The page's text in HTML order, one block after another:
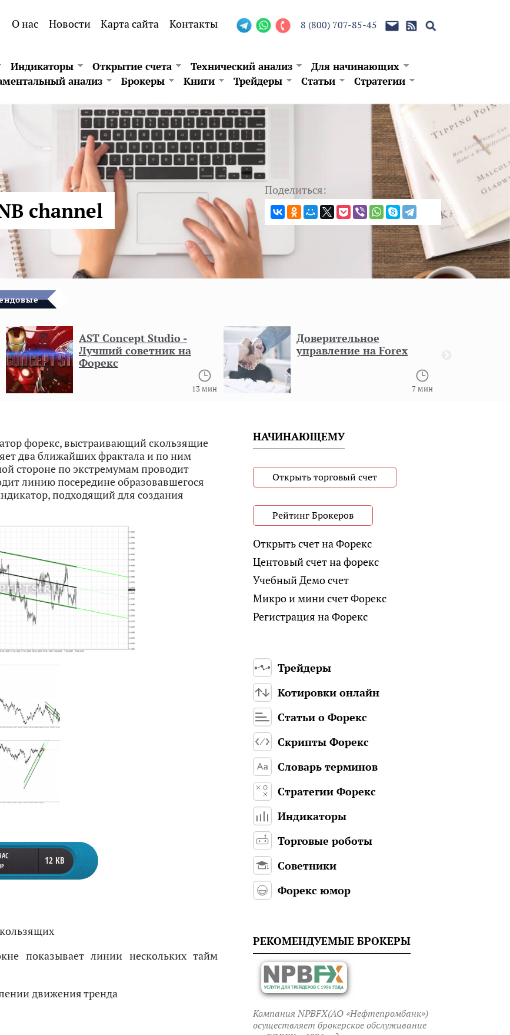
О нас Новости Карта сайта Контакты 8 (800) 707-85-45
Индикаторы Открытие счета Технический анализ
Для начинающих
анализ Брокеры Книги Трейдеры Статьи Стратегии
channel
Поделиться:
AST Concept Studio -
Лучший советник на
Форекс
13 мин
Доверительное
управление на Forex
7 мин
форекс, выстраивающий скользящие
два ближайших фрактала и по ним
стороне по экстремумам проводит
линию посередине образовавшегося
подходящий для создания
12 KB
показывает линии нескольких тайм
движения тренда
НАЧИНАЮЩЕМУ
Открыть торговый счет
Рейтинг Брокеров
Открыть счет на Форекс
Центовый счет на форекс
Учебный Демо счет
Микро и мини счет Форекс
Регистрация на Форекс
Трейдеры
Котировки онлайн
Статьи о Форекс
Скрипты Форекс
Словарь терминов
Стратегии Форекс
Индикаторы
Торговые роботы
Советники
Форекс юмор
РЕКОМЕНДУЕМЫЕ БРОКЕРЫ
Компания NPBFX(АО «Нефтепромбанк»)
осуществляет брокерское обслуживание